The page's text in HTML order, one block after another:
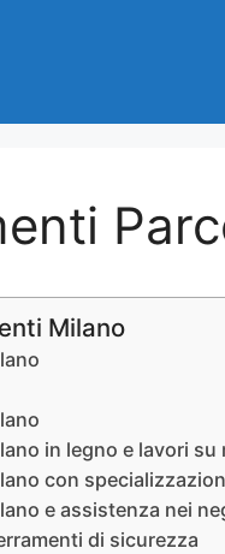
Milano
in legno e lavori su
con
e assistenza nei
di sicurezza